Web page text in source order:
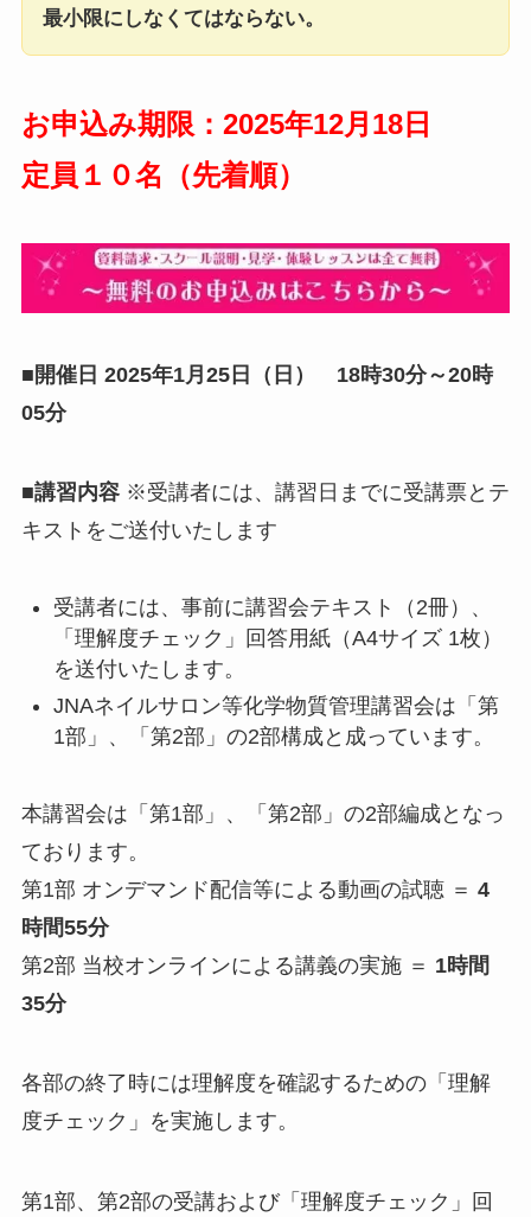
最小限にしなくてはならない。
お申込み期限：2025年12月18日
定員１０名（先着順）
■開催日 2025年1月25日（日） 18時30分～20時
05分
■講習内容※受講者には、講習日までに受講票とテ
キストをご送付いたします
受講者には、事前に講習会テキスト（2冊）、
「理解度チェック」回答用紙（A4サイズ 1枚）
を送付いたします。
JNAネイルサロン等化学物質管理講習会は「第
1部」、「第2部」の2部構成と成っています。
本講習会は「第1部」、「第2部」の2部編成となっ
ております。
第1部 オンデマンド配信等による動画の試聴 ＝ 4
時間55分
第2部 当校オンラインによる講義の実施 ＝ 1時間
35分
各部の終了時には理解度を確認するための「理解
度チェック」を実施します。
第1部、第2部の受講および「理解度チェック」回